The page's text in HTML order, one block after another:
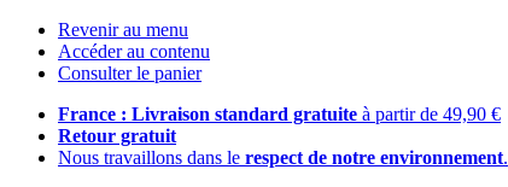
Revenir au menu
Accéder au contenu
Consulter le panier
France : Livraison standard gratuite à partir de 49,90 €
Retour gratuit
Nous travaillons dans le respect de notre environnement.